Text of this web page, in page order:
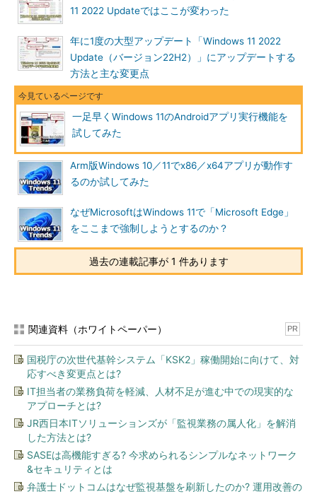
11 2022 Updateではここが変わった
年に1度の大型アップデート「Windows 11 2022
Update（バージョン22H2）」にアップデートする
方法と主な変更点
一足早くWindows 11のAndroidアプリ実行機能を
試してみた
Arm版Windows 10／11でx86／x64アプリが動作す
るのか試してみた
なぜMicrosoftはWindows 11で「Microsoft Edge」
をここまで強制しようとするのか？
過去の連載記事が 1 件あります
関連資料（ホワイトペーパー） PR
国税庁の次世代基幹システム「KSK2」稼働開始に向けて、対
応すべき変更点とは?
IT担当者の業務負荷を軽減、人材不足が進む中での現実的な
アプローチとは?
JR西日本ITソリューションズが「監視業務の属人化」を解消
した方法とは?
SASEは高機能すぎる? 今求められるシンプルなネットワーク
&セキュリティとは
弁護士ドットコムはなぜ監視基盤を刷新したのか? 運用改善の